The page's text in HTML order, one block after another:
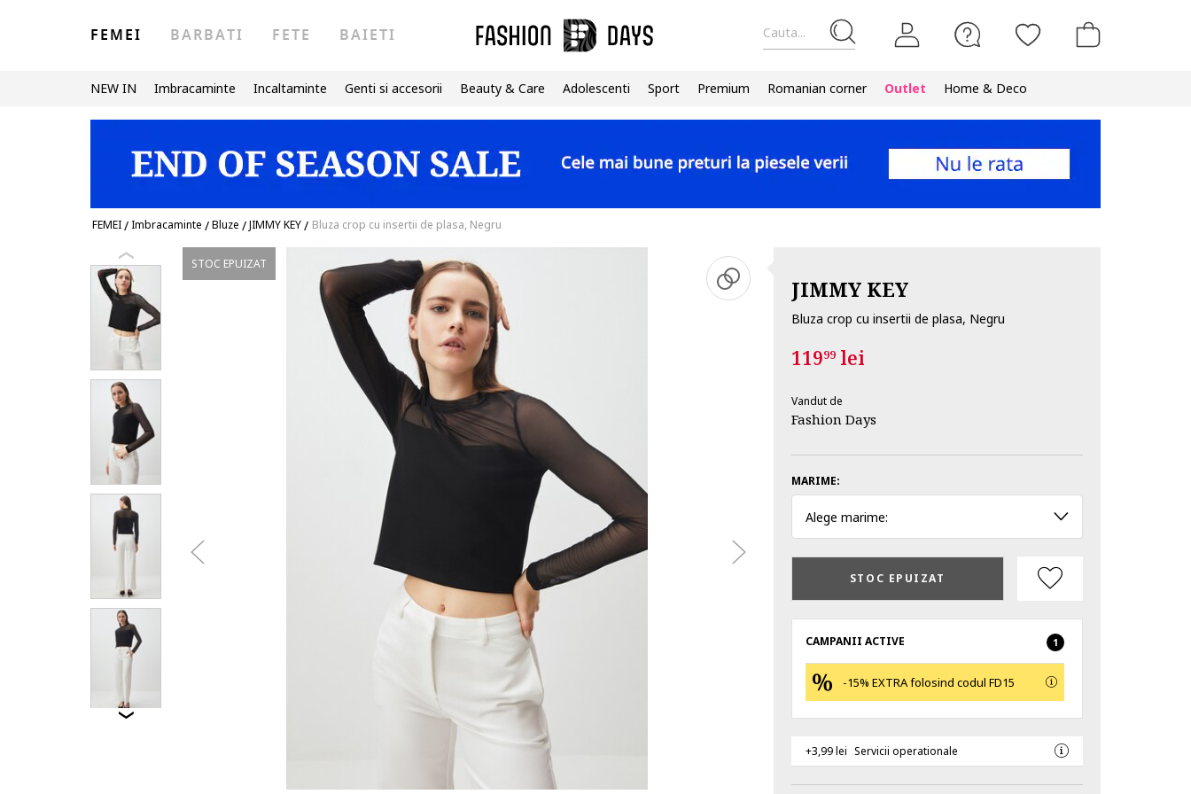
Cauta...
FEMEI BARBATI FETE BAIETI
NEW IN Imbracaminte Incaltaminte Genti si accesorii Beauty & Care Adolescenti Sport Premium Romanian corner Outlet Home & Deco
FEMEI/Imbracaminte /Bluze /JIMMY KEY/ Bluza crop cu insertii de plasa, Negru
STOC EPUIZAT
JIMMY KEY
Bluza crop cu insertii de plasa, Negru
11999lei
Vandut de
Fashion Days
MARIME:
Alege marime:
STOC EPUIZAT
CAMPANII ACTIVE 1
-15% EXTRA folosind codul FD15
+3,99 lei Servicii operationale